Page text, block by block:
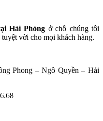
Hải Phòng ở chỗ chúng tôi
vời cho mọi khách hàng.
Phong – Ngô Quyền – Hải